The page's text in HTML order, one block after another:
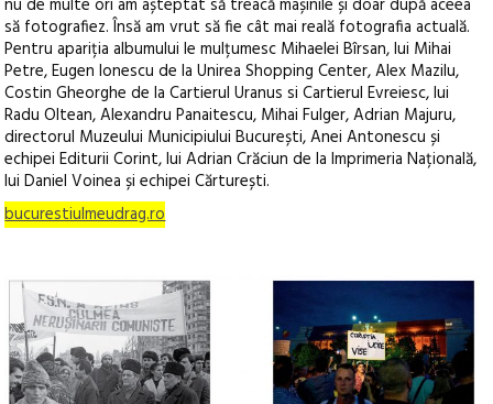
să fotografiez. Însă am vrut să fie cât mai reală fotografia actuală.
Pentru apariția albumului le mulțumesc Mihaelei Bîrsan, lui Mihai
Petre, Eugen Ionescu de la Unirea Shopping Center, Alex Mazilu,
Costin Gheorghe de la Cartierul Uranus si Cartierul Evreiesc, lui
Radu Oltean, Alexandru Panaitescu, Mihai Fulger, Adrian Majuru,
directorul Muzeului Municipiului București, Anei Antonescu și
echipei Editurii Corint, lui Adrian Crăciun de la Imprimeria Națională,
lui Daniel Voinea și echipei Cărturești.
bucurestiulmeudrag.ro